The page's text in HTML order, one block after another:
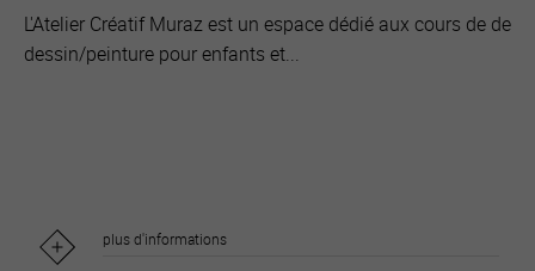
L'Atelier Créatif Muraz est un espace dédié aux cours de de
dessin/peinture pour enfants et...
plus d'informations